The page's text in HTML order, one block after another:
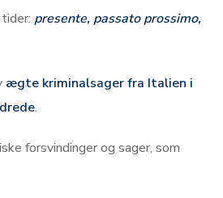
presente, passato prossimo,
ægte kriminalsager fra Italien i
.
forsvindinger og sager, som